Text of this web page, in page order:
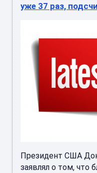
уже 37 раз,
Президент США
заявлял о том, что